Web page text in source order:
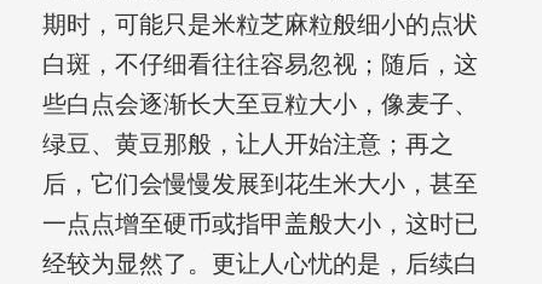
期时，可能只是米粒芝麻粒般细小的点状
白斑，不仔细看往往容易忽视；随后，这
些白点会逐渐长大至豆粒大小，像麦子、
绿豆、黄豆那般，让人开始注意；再之
后，它们会慢慢发展到花生米大小，甚至
一点点增至硬币或指甲盖般大小，这时已
经较为显然了。更让人心忧的是，后续白